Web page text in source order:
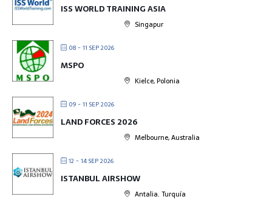
ISS WORLD TRAINING ASIA
Singapur
08 - 11 SEP 2026
MSPO
Kielce, Polonia
09 - 11 SEP 2026
LAND FORCES 2026
Melbourne, Australia
12 - 14 SEP 2026
ISTANBUL AIRSHOW
Antalia. Turquía